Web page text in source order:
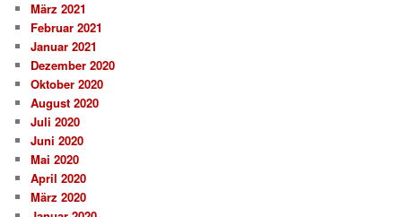
März 2021
Februar 2021
Januar 2021
Dezember 2020
Oktober 2020
August 2020
Juli 2020
Juni 2020
Mai 2020
April 2020
März 2020